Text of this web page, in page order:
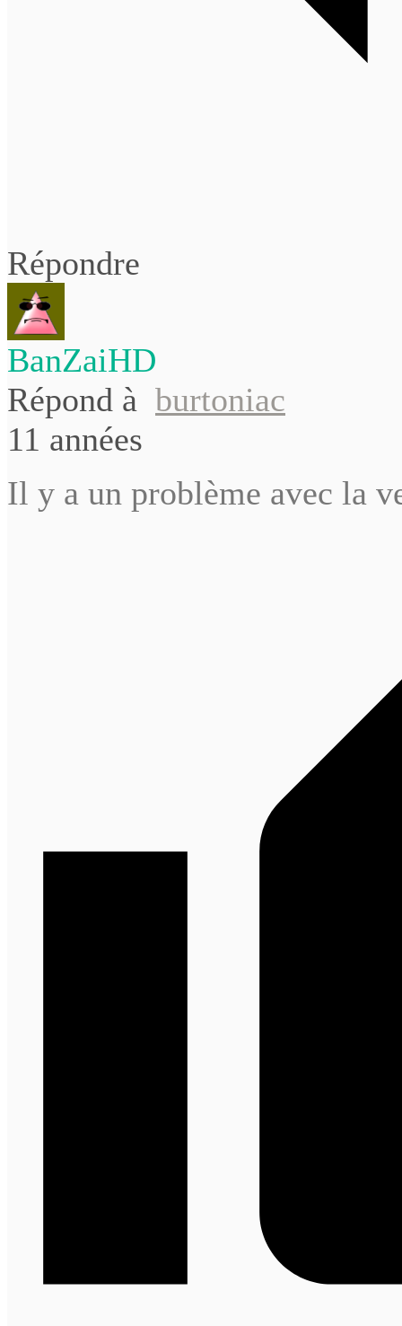
Répondre
BanZaiHD
Répond à burtoniac
11 années
Il y a un problème avec la